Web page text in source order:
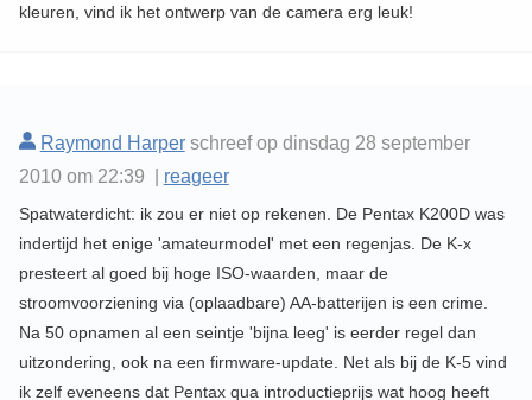
kleuren, vind ik het ontwerp van de camera erg leuk!
Raymond Harperschreef op dinsdag 28 september
2010 om 22:39 | reageer
Spatwaterdicht: ik zou er niet op rekenen. De Pentax K200D was
indertijd het enige 'amateurmodel' met een regenjas. De K-x
presteert al goed bij hoge ISO-waarden, maar de
stroomvoorziening via (oplaadbare) AA-batterijen is een crime.
Na 50 opnamen al een seintje 'bijna leeg' is eerder regel dan
uitzondering, ook na een firmware-update. Net als bij de K-5 vind
ik zelf eveneens dat Pentax qua introductieprijs wat hoog heeft